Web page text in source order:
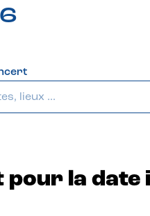
la date